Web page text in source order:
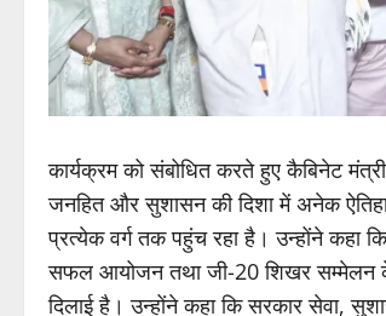
कार्यक्रम को संबोधित करते हुए कैबिनेट
जनहित और सुशासन की दिशा में अनेक
प्रत्येक वर्ग तक पहुंच रहा है। उन्होंने कहा
सफल आयोजन तथा जी-20 शिखर सम्मेलन के
दिलाई है। उन्होंने कहा कि सरकार सेवा,